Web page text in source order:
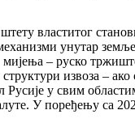
властитог
унутар
– руско
извоза –
у свим
У поређењу